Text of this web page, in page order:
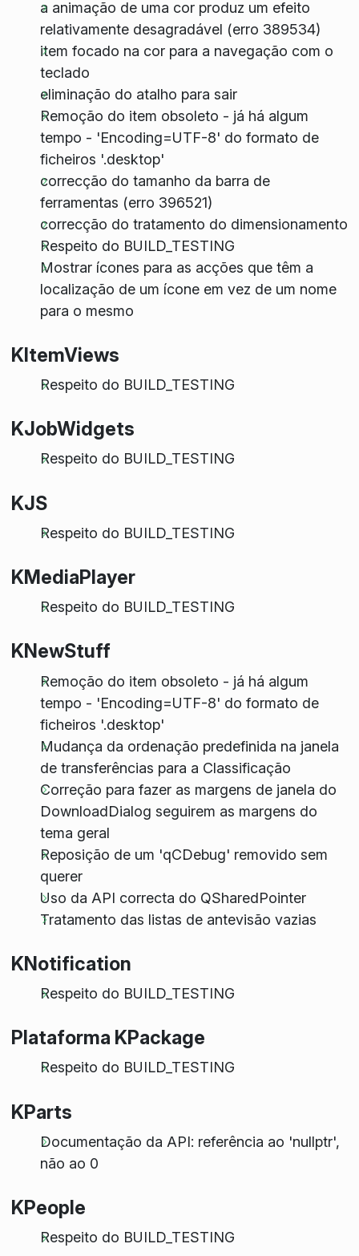
a animação de uma cor produz um efeito
relativamente desagradável (erro 389534)
item focado na cor para a navegação com o
teclado
eliminação do atalho para sair
Remoção do item obsoleto - já há algum
tempo - 'Encoding=UTF-8' do formato de
ficheiros '.desktop'
correcção do tamanho da barra de
ferramentas (erro 396521)
correcção do tratamento do dimensionamento
Respeito do BUILD_TESTING
Mostrar ícones para as acções que têm a
localização de um ícone em vez de um nome
para o mesmo
KItemViews
Respeito do BUILD_TESTING
KJobWidgets
Respeito do BUILD_TESTING
KJS
Respeito do BUILD_TESTING
KMediaPlayer
Respeito do BUILD_TESTING
KNewStuff
Remoção do item obsoleto - já há algum
tempo - 'Encoding=UTF-8' do formato de
ficheiros '.desktop'
Mudança da ordenação predefinida na janela
de transferências para a Classificação
Correção para fazer as margens de janela do
DownloadDialog seguirem as margens do
tema geral
Reposição de um 'qCDebug' removido sem
querer
Uso da API correcta do QSharedPointer
Tratamento das listas de antevisão vazias
KNotification
Respeito do BUILD_TESTING
Plataforma KPackage
Respeito do BUILD_TESTING
KParts
Documentação da API: referência ao 'nullptr',
não ao 0
KPeople
Respeito do BUILD_TESTING